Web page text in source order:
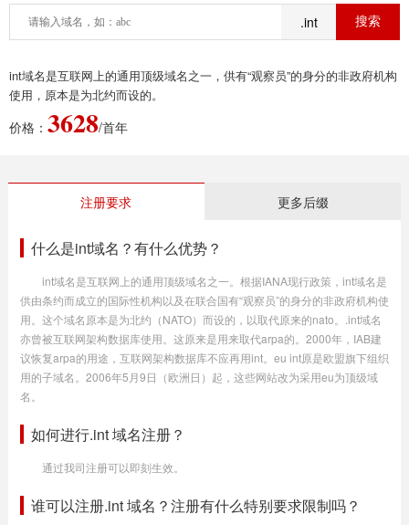
.int
int域名是互联网上的通用顶级域名之一，供有“观察员”的身分的非政府机构
使用，原本是为北约而设的。
价格： 3628/首年
注册要求 更多后缀
什么是int域名？有什么优势？
int域名是互联网上的通用顶级域名之一。根据IANA现行政策，int域名是
供由条约而成立的国际性机构以及在联合国有“观察员”的身分的非政府机构使
用。这个域名原本是为北约（NATO）而设的，以取代原来的nato。.int域名
亦曾被互联网架构数据库使用。这原来是用来取代arpa的。2000年，IAB建
议恢复arpa的用途，互联网架构数据库不应再用int。eu int原是欧盟旗下组织
用的子域名。2006年5月9日（欧洲日）起，这些网站改为采用eu为顶级域
名。
如何进行.int 域名注册？
通过我司注册可以即刻生效。
谁可以注册.int 域名？注册有什么特别要求限制吗？